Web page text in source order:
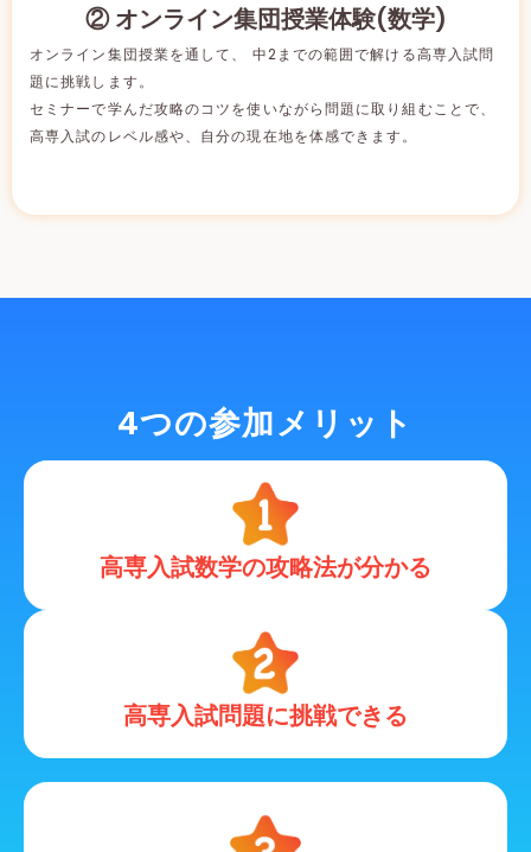
② オンライン集団授業体験(数学)
オンライン集団授業を通して、 中2までの範囲で解ける高専入試問
題に挑戦します。
セミナーで学んだ攻略のコツを使いながら問題に取り組むことで、
高専入試のレベル感や、自分の現在地を体感できます。
4つの参加メリット
高専入試数学の攻略法が分かる
高専入試問題に挑戦できる